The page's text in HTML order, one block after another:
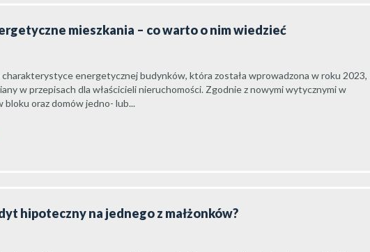
mieszkania – co warto o nim wiedzieć
energetycznej budynków, która została wprowadzona w roku 2023,
w przepisach dla właścicieli nieruchomości. Zgodnie z nowymi wytycznymi w
bloku oraz domów jedno- lub...
hipoteczny na jednego z małżonków?